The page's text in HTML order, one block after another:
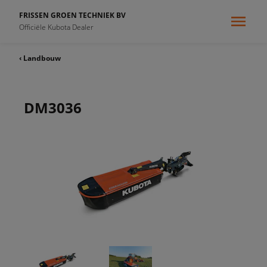
FRISSEN GROEN TECHNIEK BV
Officiële Kubota Dealer
‹ Landbouw
DM3036